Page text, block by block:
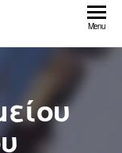
Menu